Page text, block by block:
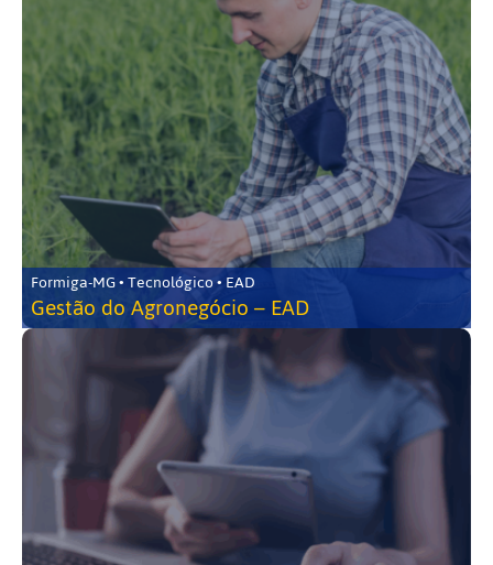
Formiga-MG • Tecnológico • EAD
Gestão do Agronegócio – EAD